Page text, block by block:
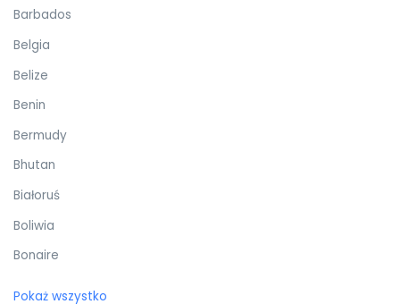
Barbados
Belgia
Belize
Benin
Bermudy
Bhutan
Białoruś
Boliwia
Bonaire
Pokaż wszystko